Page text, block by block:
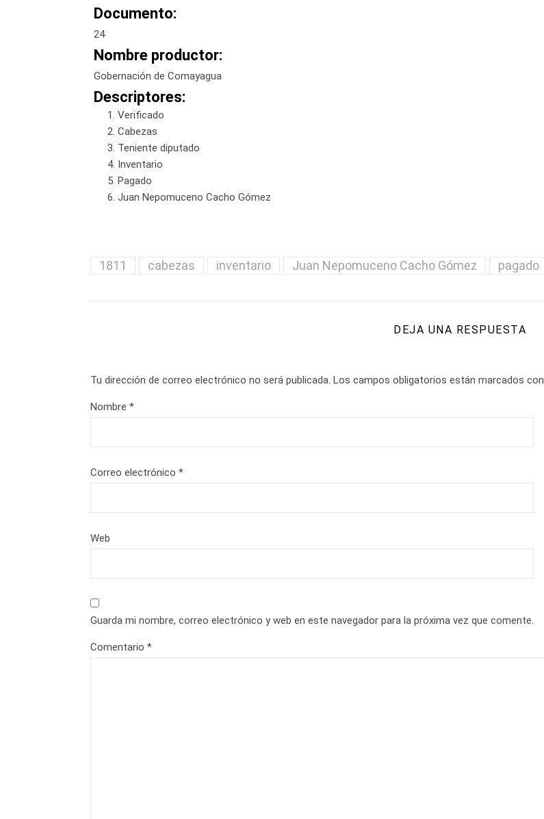
Documento:
24
Nombre productor:
Gobernación de Comayagua
Descriptores:
Verificado
Cabezas
Teniente diputado
Inventario
Pagado
Juan Nepomuceno Cacho Gómez
1811 cabezas inventario Juan Nepomuceno Cacho Gómez pagado
DEJA UNA RESPUESTA
Tu dirección de correo electrónico no será publicada. Los campos obligatorios están marcados con
Nombre *
Correo electrónico *
Web
Guarda mi nombre, correo electrónico y web en este navegador para la próxima vez que comente.
Comentario *